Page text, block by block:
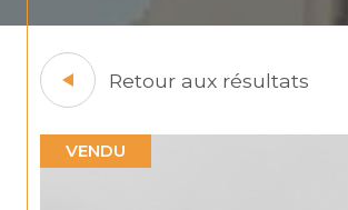
Retour aux résultats
VENDU